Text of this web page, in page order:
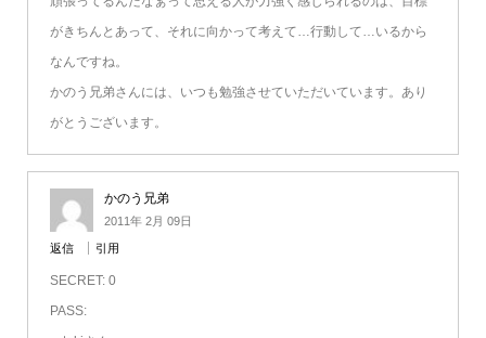
がきちんとあって、それに向かって考えて…行動して…いるから
なんですね。
かのう兄弟さんには、いつも勉強させていただいています。あり
がとうございます。
かのう兄弟
2011年 2月 09日
返信 引用
SECRET: 0
PASS: